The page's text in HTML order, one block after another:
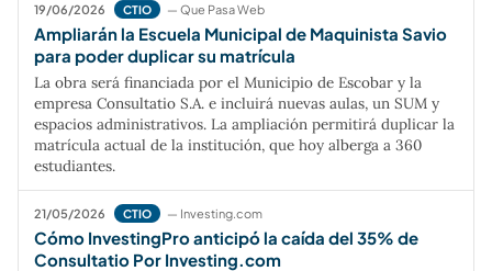
19/06/2026 CTIO — Que Pasa Web
Ampliarán la Escuela Municipal de Maquinista Savio
para poder duplicar su matrícula
La obra será financiada por el Municipio de Escobar y la
empresa Consultatio S.A. e incluirá nuevas aulas, un SUM y
espacios administrativos. La ampliación permitirá duplicar la
matrícula actual de la institución, que hoy alberga a 360
estudiantes.
21/05/2026 CTIO — Investing.com
Cómo InvestingPro anticipó la caída del 35% de
Consultatio Por Investing.com